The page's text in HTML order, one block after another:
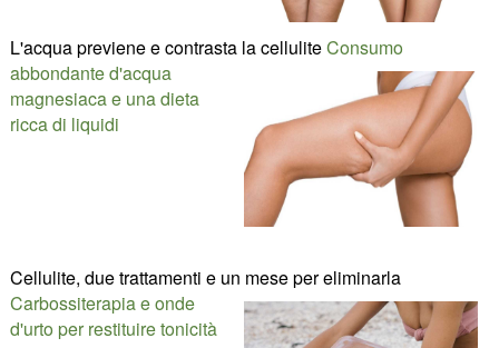
L'acqua previene e contrasta la celluliteConsumo
abbondante d'acqua
magnesiaca e una dieta
ricca di liquidi
Cellulite, due trattamenti e un mese per eliminarla
Carbossiterapia e onde
d'urto per restituire tonicità